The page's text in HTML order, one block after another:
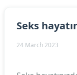
Seks
24 March 2023